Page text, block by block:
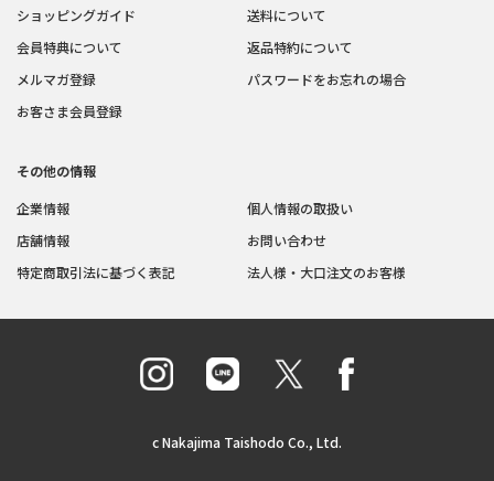
ショッピングガイド
会員特典について
メルマガ登録
お客さま会員登録
送料について
返品特約について
パスワードをお忘れの場合
その他の情報
企業情報
店舗情報
特定商取引法に基づく表記
個人情報の取扱い
お問い合わせ
法人様・大口注文のお客様
c Nakajima Taishodo Co., Ltd.